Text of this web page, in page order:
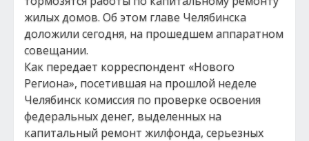
жилых домов. Об этом главе Челябинска
доложили сегодня, на прошедшем аппаратном
совещании.
Как передает корреспондент «Нового
Региона», посетившая на прошлой неделе
Челябинск комиссия по проверке освоения
федеральных денег, выделенных на
капитальный ремонт жилфонда, серьезных